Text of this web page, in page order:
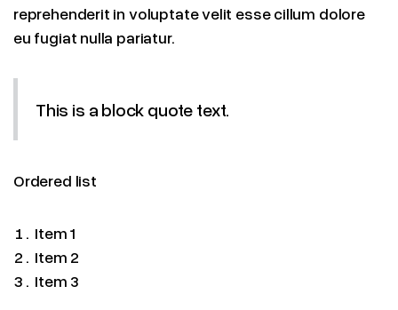
reprehenderit in voluptate velit esse cillum dolore
eu fugiat nulla pariatur.
This is a block quote text.
Ordered list
Item 1
Item 2
Item 3